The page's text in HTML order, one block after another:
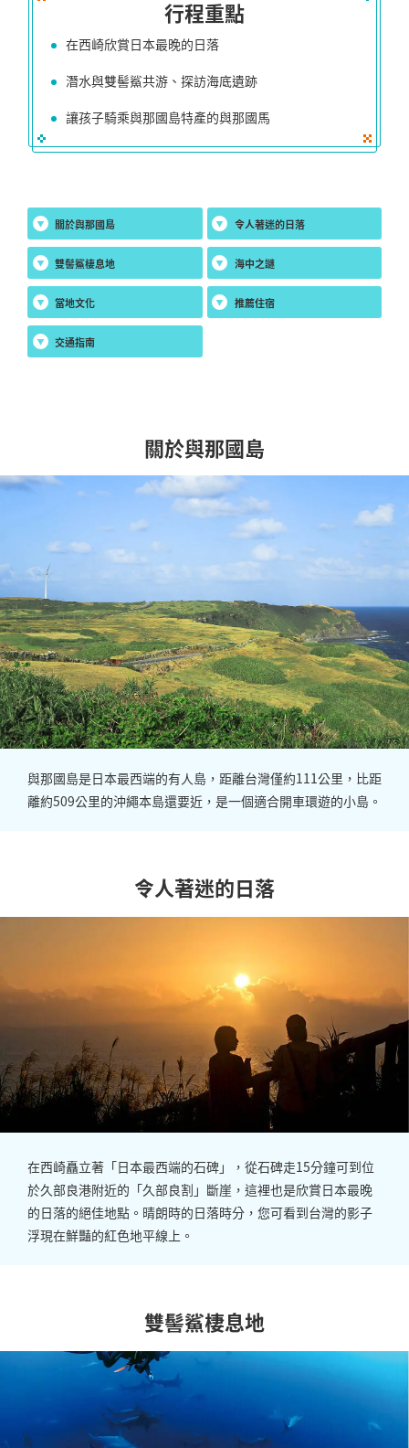
行程重點
在西崎欣賞日本最晚的日落
潛水與雙髻鯊共游、探訪海底遺跡
讓孩子騎乘與那國島特產的與那國馬
關於與那國島 令人著迷的日落
雙髻鯊棲息地 海中之謎
當地文化 推薦住宿
交通指南
關於與那國島
與那國島是日本最西端的有人島，距離台灣僅約111公里，比距
離約509公里的沖繩本島還要近，是一個適合開車環遊的小島。
令人著迷的日落
在西崎矗立著「日本最西端的石碑」，從石碑走15分鐘可到位
於久部良港附近的「久部良割」斷崖，這裡也是欣賞日本最晚
的日落的絕佳地點。晴朗時的日落時分，您可看到台灣的影子
浮現在鮮豔的紅色地平線上。
雙髻鯊棲息地